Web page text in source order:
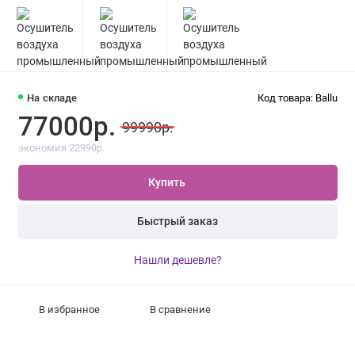
На складе Код товара: Ballu
77000р. 99990р.
экономия 22990р.
Купить
Быстрый заказ
Нашли дешевле?
В избранное В сравнение